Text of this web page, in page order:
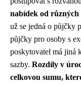
nabídek od různých
už se jedná o půjčky
půjčky pro osoby s
poskytovatel má jiná
sazby. Rozdíly v
celkovou sumu,